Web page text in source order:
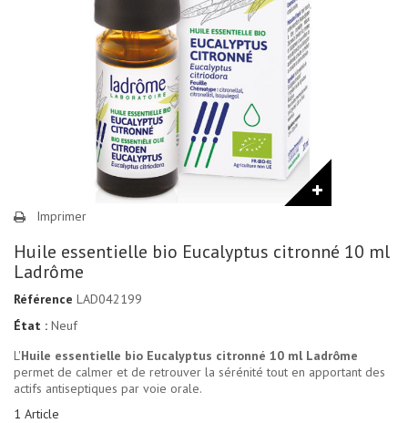
Imprimer
Huile essentielle bio Eucalyptus citronné 10 ml
Ladrôme
Référence LAD042199
État : Neuf
L'Huile essentielle bio Eucalyptus citronné 10 ml Ladrôme
permet de calmer et de retrouver la sérénité tout en apportant des
actifs antiseptiques par voie orale.
1 Article